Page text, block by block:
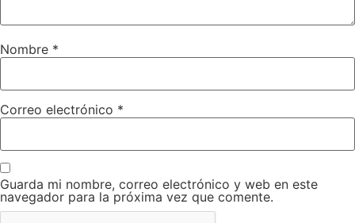
Nombre *
Correo electrónico *
Guarda mi nombre, correo electrónico y web en este
navegador para la próxima vez que comente.